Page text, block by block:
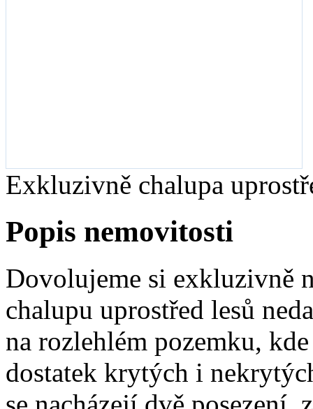
Exkluzivně chalupa
Popis nemovitosti
Dovolujeme si exkluzivně
chalupu uprostřed lesů
na rozlehlém pozemku,
dostatek krytých i